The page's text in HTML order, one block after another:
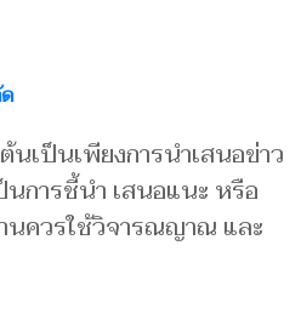
นเป็นเพียงการนำเสนอข่าว
การชี้นำ เสนอแนะ หรือ
นควรใช้วิจารณญาณ และ